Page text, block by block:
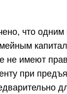
что одним
не имеют
при